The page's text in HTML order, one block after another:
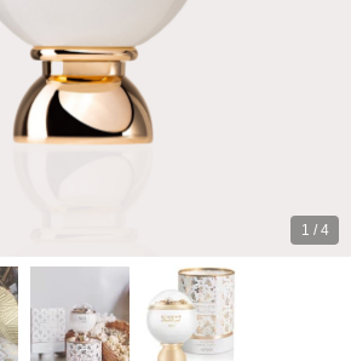
1 / 4